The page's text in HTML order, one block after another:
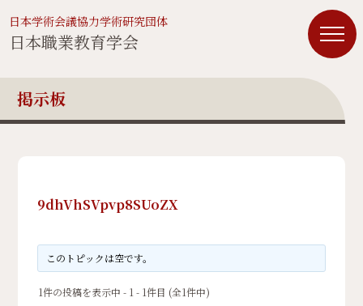
日本学術会議協力学術研究団体
日本職業教育学会
掲示板
9dhVhSVpvp8SUoZX
このトピックは空です。
1件の投稿を表示中 - 1 - 1件目 (全1件中)